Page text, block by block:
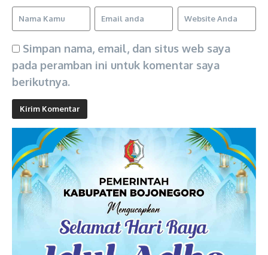
Simpan nama, email, dan situs web saya
pada peramban ini untuk komentar saya
berikutnya.